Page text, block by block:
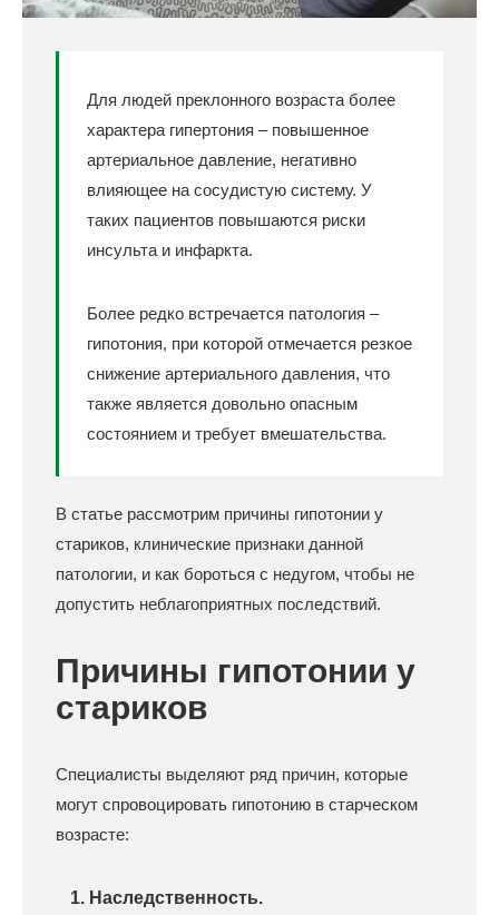
Для людей преклонного возраста более
характера гипертония – повышенное
артериальное давление, негативно
влияющее на сосудистую систему. У
таких пациентов повышаются риски
инсульта и инфаркта.
Более редко встречается патология –
гипотония, при которой отмечается резкое
снижение артериального давления, что
также является довольно опасным
состоянием и требует вмешательства.
В статье рассмотрим причины гипотонии у
стариков, клинические признаки данной
патологии, и как бороться с недугом, чтобы не
допустить неблагоприятных последствий.
Причины гипотонии у
стариков
Специалисты выделяют ряд причин, которые
могут спровоцировать гипотонию в старческом
возрасте:
Наследственность.